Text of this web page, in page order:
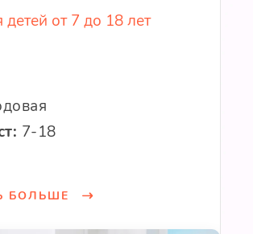
детей от 7 до 18 лет
7-18
БОЛЬШЕ